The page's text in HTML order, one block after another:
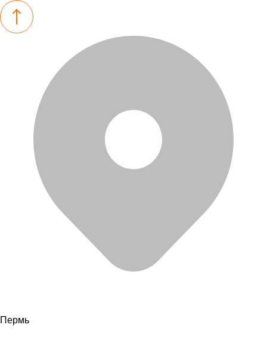
Пермь